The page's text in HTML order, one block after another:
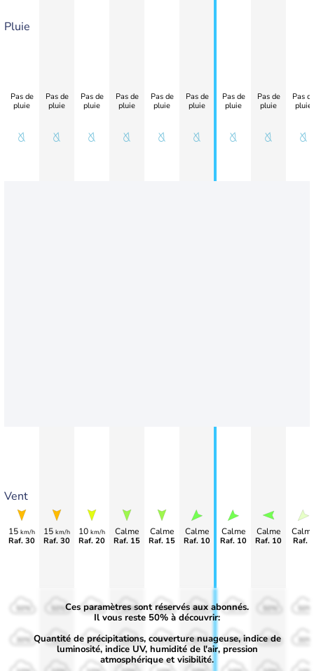
Pluie
Vent
Pas de
pluie
15 km/h
Raf. 30
Pas de
pluie
15 km/h
Raf. 30
Pas de
pluie
10 km/h
Raf. 20
Pas de
pluie
Calme
Raf. 15
Pas de
pluie
Calme
Raf. 15
Pas de
pluie
Calme
Raf. 10
Pas de
pluie
Calme
Raf. 10
Pas de
pluie
Calme
Raf. 10
Pas
pluie
Raf. 5
50%
30%
50%
30%
50%
30%
50%
30%
50%
30%
50%
30%
50%
30% 30% 30%
Ces paramètres sont réservés aux abonnés.
Il vous reste 50% à découvrir:
Quantité de précipitations, couverture nuageuse, indice de
luminosité, indice UV, humidité de l'air, pression
atmosphérique et visibilité.